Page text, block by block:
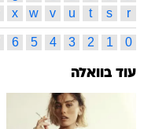
r
s
t
u
v
w
x
0
1
2
3
4
5
6
עוד בוואלה